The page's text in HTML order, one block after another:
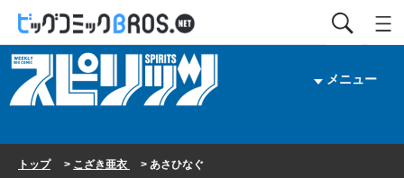
メニュー
トップ> こざき亜衣 > あさひなぐ